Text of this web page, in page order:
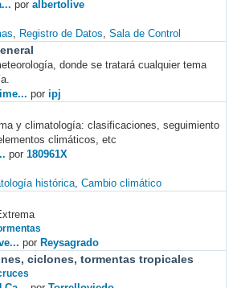
por albertolive
Registro de Datos Sala de Control
donde se tratará cualquier tema
por ipj
y climatología: clasificaciones, seguimiento
climáticos, etc
por 180961X
histórica Cambio climático
por Reysagrado
ciclones, tormentas tropicales